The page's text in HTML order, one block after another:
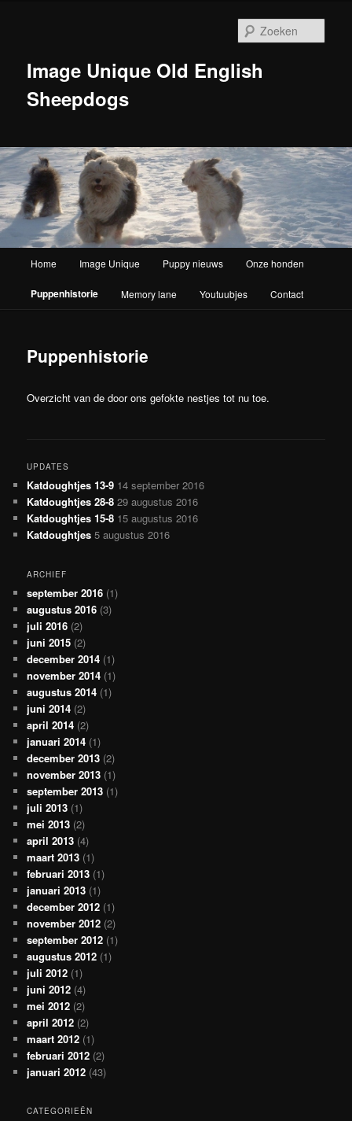
Image Unique Old English
Sheepdogs
Spring naar de primaire inhoud
Home Image Unique Puppy nieuws Onze honden
Puppenhistorie Memory lane Youtuubjes Contact
Puppenhistorie
Overzicht van de door ons gefokte nestjes tot nu toe.
UPDATES
Katdoughtjes 13-9 14 september 2016
Katdoughtjes 28-8 29 augustus 2016
Katdoughtjes 15-8 15 augustus 2016
Katdoughtjes 5 augustus 2016
ARCHIEF
september 2016 (1)
augustus 2016 (3)
juli 2016 (2)
juni 2015 (2)
december 2014 (1)
november 2014 (1)
augustus 2014 (1)
juni 2014 (2)
april 2014 (2)
januari 2014 (1)
december 2013 (2)
november 2013 (1)
september 2013 (1)
juli 2013 (1)
mei 2013 (2)
april 2013 (4)
maart 2013 (1)
februari 2013 (1)
januari 2013 (1)
december 2012 (1)
november 2012 (2)
september 2012 (1)
augustus 2012 (1)
juli 2012 (1)
juni 2012 (4)
mei 2012 (2)
april 2012 (2)
maart 2012 (1)
februari 2012 (2)
januari 2012 (43)
CATEGORIEËN